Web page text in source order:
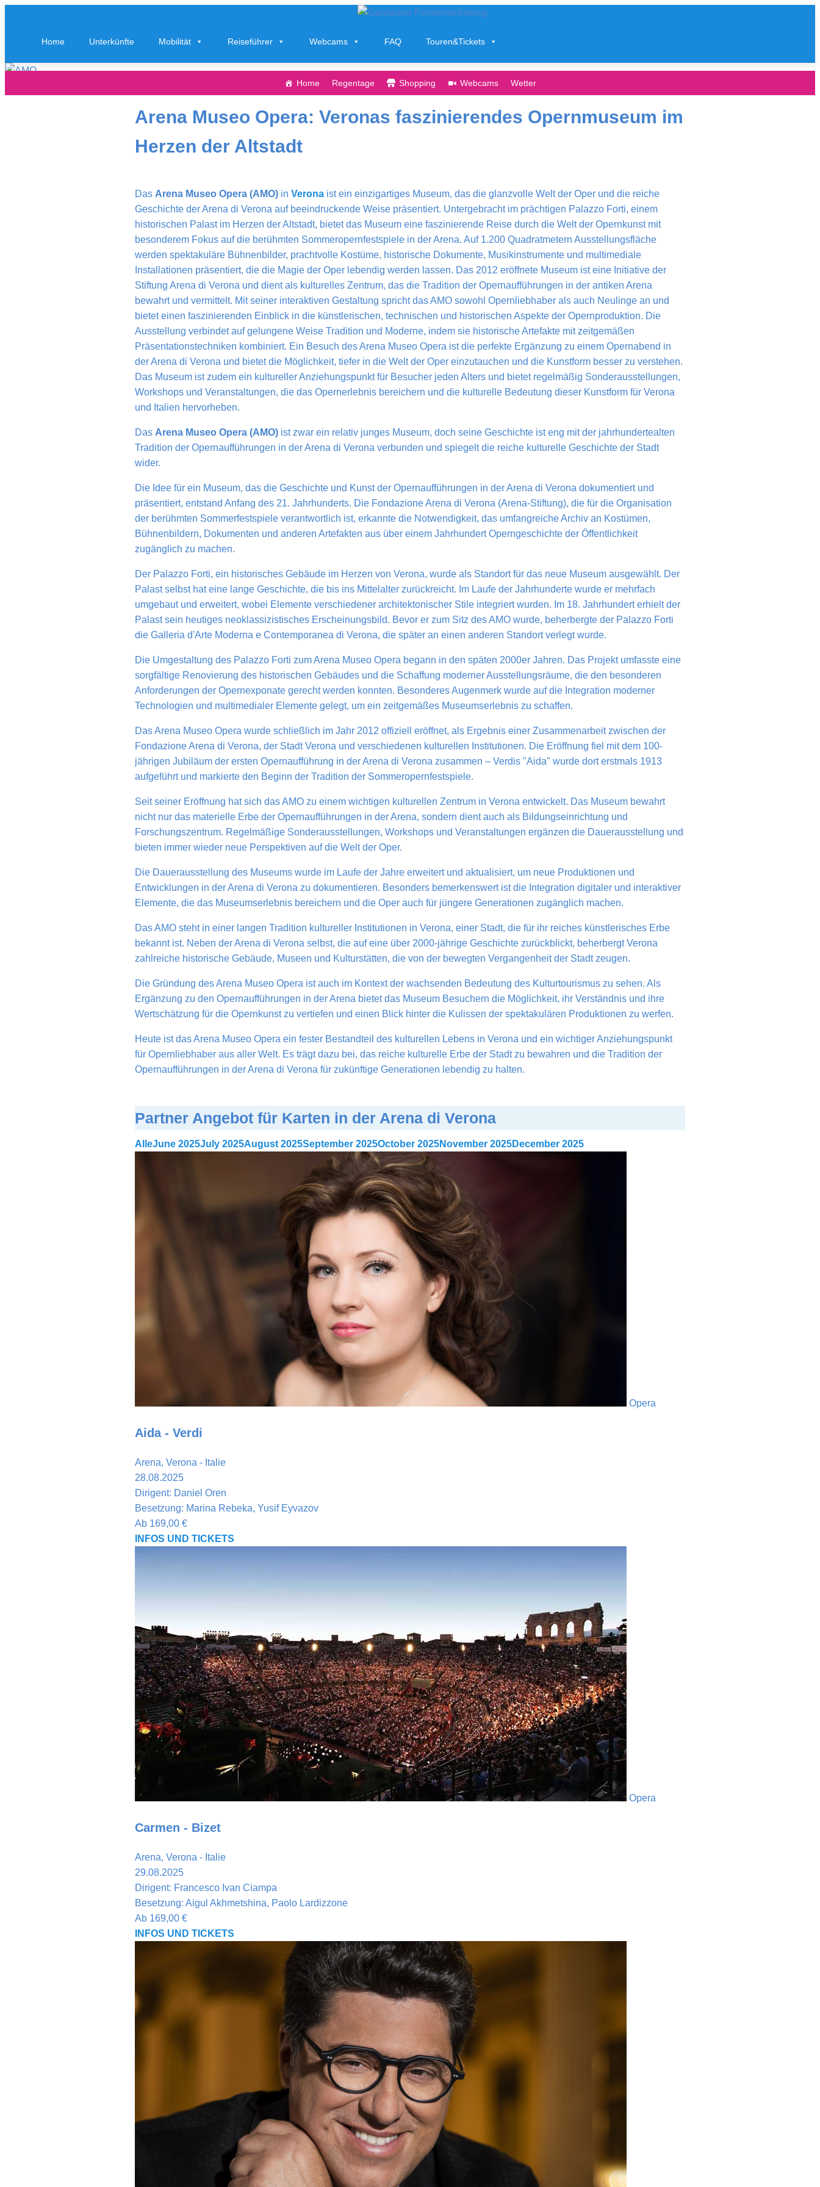
Home Unterkünfte Mobilität Reiseführer Webcams FAQ Touren&Tickets
Home Regentage Shopping Webcams Wetter
Arena Museo Opera: Veronas faszinierendes Opernmuseum im
Herzen der Altstadt
Das Arena Museo Opera (AMO) inVerona ist ein einzigartiges Museum, das die glanzvolle Welt der Oper und die reiche
Geschichte der Arena di Verona auf beeindruckende Weise präsentiert. Untergebracht im prächtigen Palazzo Forti, einem
historischen Palast im Herzen der Altstadt, bietet das Museum eine faszinierende Reise durch die Welt der Opernkunst mit
besonderem Fokus auf die berühmten Sommeropernfestspiele in der Arena. Auf 1.200 Quadratmetern Ausstellungsfläche
werden spektakuläre Bühnenbilder, prachtvolle Kostüme, historische Dokumente, Musikinstrumente und multimediale
Installationen präsentiert, die die Magie der Oper lebendig werden lassen. Das 2012 eröffnete Museum ist eine Initiative der
Stiftung Arena di Verona und dient als kulturelles Zentrum, das die Tradition der Opernaufführungen in der antiken Arena
bewahrt und vermittelt. Mit seiner interaktiven Gestaltung spricht das AMO sowohl Opernliebhaber als auch Neulinge an und
bietet einen faszinierenden Einblick in die künstlerischen, technischen und historischen Aspekte der Opernproduktion. Die
Ausstellung verbindet auf gelungene Weise Tradition und Moderne, indem sie historische Artefakte mit zeitgemäßen
Präsentationstechniken kombiniert. Ein Besuch des Arena Museo Opera ist die perfekte Ergänzung zu einem Opernabend in
der Arena di Verona und bietet die Möglichkeit, tiefer in die Welt der Oper einzutauchen und die Kunstform besser zu verstehen.
Das Museum ist zudem ein kultureller Anziehungspunkt für Besucher jeden Alters und bietet regelmäßig Sonderausstellungen,
Workshops und Veranstaltungen, die das Opernerlebnis bereichern und die kulturelle Bedeutung dieser Kunstform für Verona
und Italien hervorheben.
Das Arena Museo Opera (AMO) ist zwar ein relativ junges Museum, doch seine Geschichte ist eng mit der jahrhundertealten
Tradition der Opernaufführungen in der Arena di Verona verbunden und spiegelt die reiche kulturelle Geschichte der Stadt
wider.
Die Idee für ein Museum, das die Geschichte und Kunst der Opernaufführungen in der Arena di Verona dokumentiert und
präsentiert, entstand Anfang des 21. Jahrhunderts. Die Fondazione Arena di Verona (Arena-Stiftung), die für die Organisation
der berühmten Sommerfestspiele verantwortlich ist, erkannte die Notwendigkeit, das umfangreiche Archiv an Kostümen,
Bühnenbildern, Dokumenten und anderen Artefakten aus über einem Jahrhundert Operngeschichte der Öffentlichkeit
zugänglich zu machen.
Der Palazzo Forti, ein historisches Gebäude im Herzen von Verona, wurde als Standort für das neue Museum ausgewählt. Der
Palast selbst hat eine lange Geschichte, die bis ins Mittelalter zurückreicht. Im Laufe der Jahrhunderte wurde er mehrfach
umgebaut und erweitert, wobei Elemente verschiedener architektonischer Stile integriert wurden. Im 18. Jahrhundert erhielt der
Palast sein heutiges neoklassizistisches Erscheinungsbild. Bevor er zum Sitz des AMO wurde, beherbergte der Palazzo Forti
die Galleria d'Arte Moderna e Contemporanea di Verona, die später an einen anderen Standort verlegt wurde.
Die Umgestaltung des Palazzo Forti zum Arena Museo Opera begann in den späten 2000er Jahren. Das Projekt umfasste eine
sorgfältige Renovierung des historischen Gebäudes und die Schaffung moderner Ausstellungsräume, die den besonderen
Anforderungen der Opernexponate gerecht werden konnten. Besonderes Augenmerk wurde auf die Integration moderner
Technologien und multimedialer Elemente gelegt, um ein zeitgemäßes Museumserlebnis zu schaffen.
Das Arena Museo Opera wurde schließlich im Jahr 2012 offiziell eröffnet, als Ergebnis einer Zusammenarbeit zwischen der
Fondazione Arena di Verona, der Stadt Verona und verschiedenen kulturellen Institutionen. Die Eröffnung fiel mit dem 100-
jährigen Jubiläum der ersten Opernaufführung in der Arena di Verona zusammen – Verdis "Aida" wurde dort erstmals 1913
aufgeführt und markierte den Beginn der Tradition der Sommeropernfestspiele.
Seit seiner Eröffnung hat sich das AMO zu einem wichtigen kulturellen Zentrum in Verona entwickelt. Das Museum bewahrt
nicht nur das materielle Erbe der Opernaufführungen in der Arena, sondern dient auch als Bildungseinrichtung und
Forschungszentrum. Regelmäßige Sonderausstellungen, Workshops und Veranstaltungen ergänzen die Dauerausstellung und
bieten immer wieder neue Perspektiven auf die Welt der Oper.
Die Dauerausstellung des Museums wurde im Laufe der Jahre erweitert und aktualisiert, um neue Produktionen und
Entwicklungen in der Arena di Verona zu dokumentieren. Besonders bemerkenswert ist die Integration digitaler und interaktiver
Elemente, die das Museumserlebnis bereichern und die Oper auch für jüngere Generationen zugänglich machen.
Das AMO steht in einer langen Tradition kultureller Institutionen in Verona, einer Stadt, die für ihr reiches künstlerisches Erbe
bekannt ist. Neben der Arena di Verona selbst, die auf eine über 2000-jährige Geschichte zurückblickt, beherbergt Verona
zahlreiche historische Gebäude, Museen und Kulturstätten, die von der bewegten Vergangenheit der Stadt zeugen.
Die Gründung des Arena Museo Opera ist auch im Kontext der wachsenden Bedeutung des Kulturtourismus zu sehen. Als
Ergänzung zu den Opernaufführungen in der Arena bietet das Museum Besuchern die Möglichkeit, ihr Verständnis und ihre
Wertschätzung für die Opernkunst zu vertiefen und einen Blick hinter die Kulissen der spektakulären Produktionen zu werfen.
Heute ist das Arena Museo Opera ein fester Bestandteil des kulturellen Lebens in Verona und ein wichtiger Anziehungspunkt
für Opernliebhaber aus aller Welt. Es trägt dazu bei, das reiche kulturelle Erbe der Stadt zu bewahren und die Tradition der
Opernaufführungen in der Arena di Verona für zukünftige Generationen lebendig zu halten.
Partner Angebot für Karten in der Arena di Verona
AlleJune 2025July 2025August 2025September 2025October 2025November 2025December 2025
Opera
Aida - Verdi
Arena, Verona - Italie
28.08.2025
Dirigent: Daniel Oren
Besetzung: Marina Rebeka, Yusif Eyvazov
Ab 169,00€
INFOS UND TICKETS
Opera
Carmen - Bizet
Arena, Verona - Italie
29.08.2025
Dirigent: Francesco Ivan Ciampa
Besetzung: Aigul Akhmetshina, Paolo Lardizzone
Ab 169,00€
INFOS UND TICKETS